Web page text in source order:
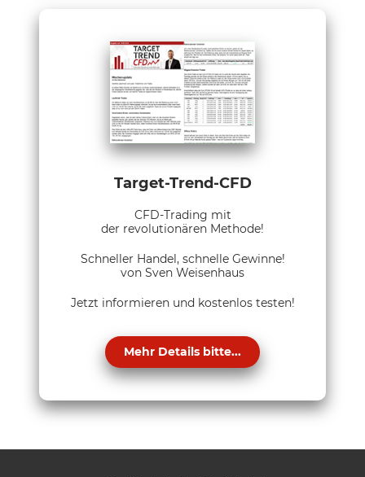
Target-Trend-CFD
CFD-Trading mit
der revolutionären Methode!
Schneller Handel, schnelle Gewinne!
von Sven Weisenhaus
Jetzt informieren und kostenlos testen!
Mehr Details bitte...